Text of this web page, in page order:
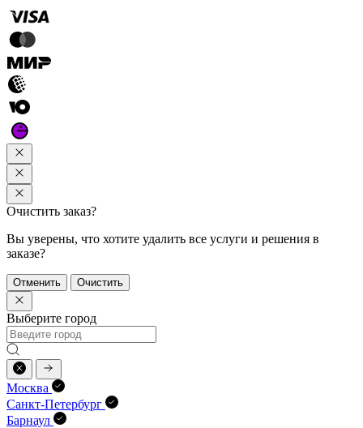
Очистить заказ?
Вы уверены, что хотите удалить все услуги и решения в
заказе?
Отменить Очистить
Выберите город
Москва
Санкт-Петербург
Барнаул